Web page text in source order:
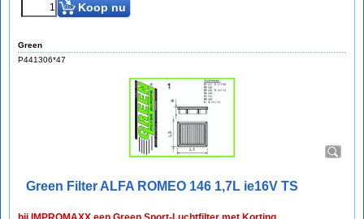
Koop nu
Green
P441306*47
Green Filter ALFA ROMEO 146 1,7L ie16V TS